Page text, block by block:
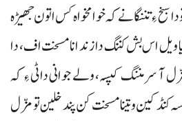
سبخ ءِ تننگانے کہ خوامخواہ کس اتون جھیڑہ
ویل اس بش کننگ دا زند انا مسخت اف، دا
آ سر مننگ کپسہ، ولے جوانی داٹی ءِ کہ
کنڈ کین و تینا مسخت کن پند خلین تو مزّل